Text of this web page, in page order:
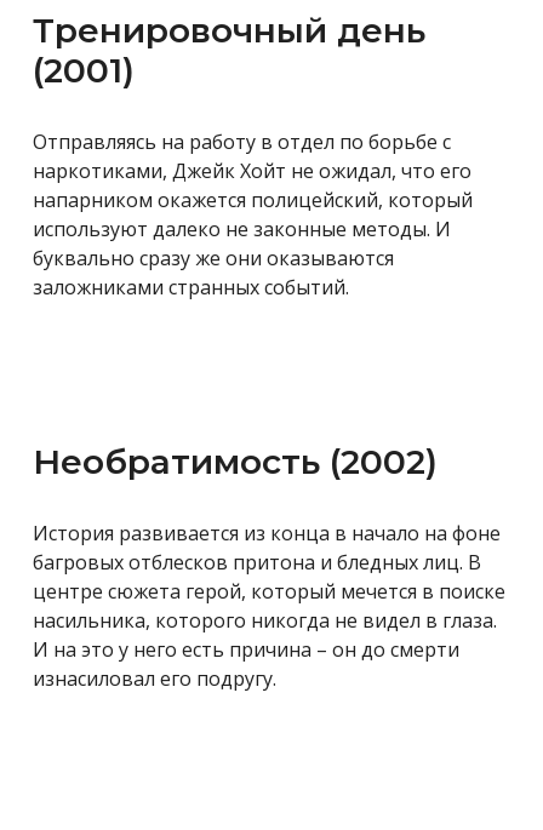
Тренировочный день
(2001)
Отправляясь на работу в отдел по борьбе с
наркотиками, Джейк Хойт не ожидал, что его
напарником окажется полицейский, который
используют далеко не законные методы. И
буквально сразу же они оказываются
заложниками странных событий.
Необратимость (2002)
История развивается из конца в начало на фоне
багровых отблесков притона и бледных лиц. В
центре сюжета герой, который мечется в поиске
насильника, которого никогда не видел в глаза.
И на это у него есть причина – он до смерти
изнасиловал его подругу.